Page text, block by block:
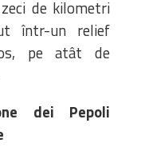
de kilometri
într-un relief
pe atât de
dei Pepoli